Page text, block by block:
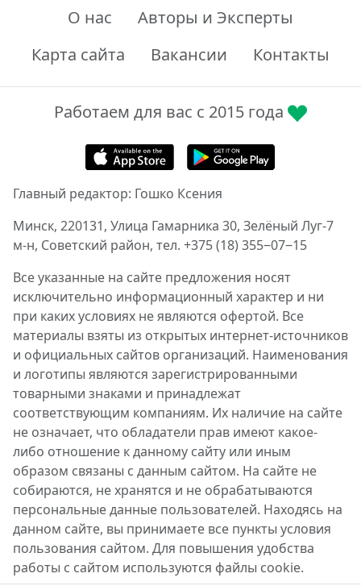
О нас
Авторы и Эксперты
Карта сайта
Вакансии Контакты
Работаем для вас с 2015 года
Главный редактор: Гошко Ксения
Минск, 220131, Улица Гамарника 30, Зелёный Луг-7
м-н, Советский район, тел. +375 (18) 355‒07‒15
Все указанные на сайте предложения носят
исключительно информационный характер и ни
при каких условиях не являются офертой. Все
материалы взяты из открытых интернет-источников
и официальных сайтов организаций. Наименования
и логотипы являются зарегистрированными
товарными знаками и принадлежат
соответствующим компаниям. Их наличие на сайте
не означает, что обладатели прав имеют какое-
либо отношение к данному сайту или иным
образом связаны с данным сайтом. На сайте не
собираются, не хранятся и не обрабатываются
персональные данные пользователей. Находясь на
данном сайте, вы принимаете все пункты условия
пользования сайтом. Для повышения удобства
работы с сайтом используются файлы cookie.